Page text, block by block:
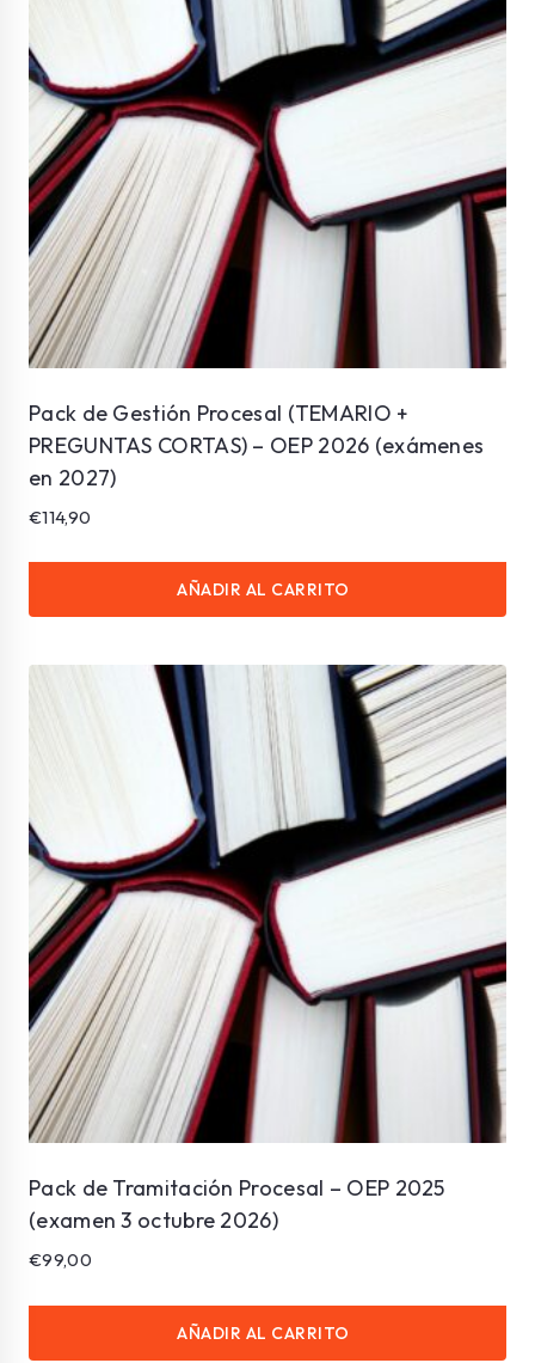
Pack de Gestión Procesal (TEMARIO +
PREGUNTAS CORTAS) – OEP 2026 (exámenes
en 2027)
€114,90
AÑADIR AL CARRITO
Pack de Tramitación Procesal – OEP 2025
(examen 3 octubre 2026)
€99,00
AÑADIR AL CARRITO